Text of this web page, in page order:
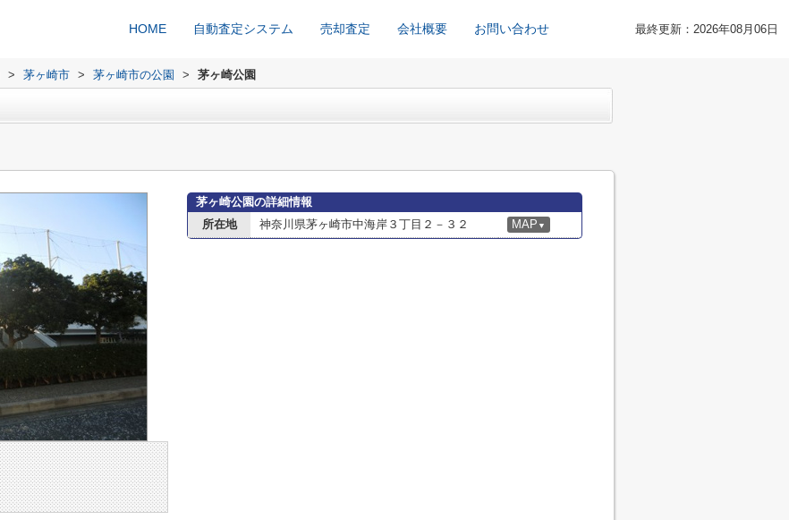
HOME 自動査定システム 売却査定 会社概要 お問い合わせ 最終更新：2026年08月06日
> 茅ヶ崎市 > 茅ヶ崎市の公園 > 茅ヶ崎公園
茅ヶ崎公園の詳細情報
所在地
神奈川県茅ヶ崎市中海岸３丁目２－３２ MAP ▼